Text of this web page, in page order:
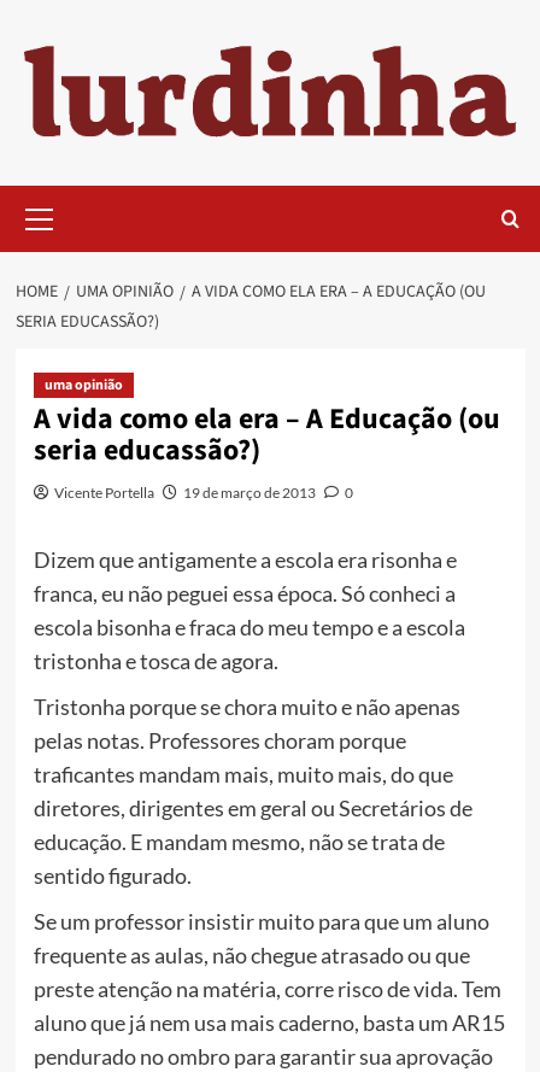
content
Menu
HOME UMA OPINIÃO
A VIDA COMO ELA ERA – A EDUCAÇÃO (OU
SERIA EDUCASSÃO?)
uma opinião
A vida como ela era – A Educação (ou
seria educassão?)
Vicente Portella 19 de março de 2013 0
Dizem que antigamente a escola era risonha e
franca, eu não peguei essa época. Só conheci a
escola bisonha e fraca do meu tempo e a escola
tristonha e tosca de agora.
Tristonha porque se chora muito e não apenas
pelas notas. Professores choram porque
traficantes mandam mais, muito mais, do que
diretores, dirigentes em geral ou Secretários de
educação. E mandam mesmo, não se trata de
sentido figurado.
Se um professor insistir muito para que um aluno
frequente as aulas, não chegue atrasado ou que
preste atenção na matéria, corre risco de vida. Tem
aluno que já nem usa mais caderno, basta um AR15
pendurado no ombro para garantir sua aprovação